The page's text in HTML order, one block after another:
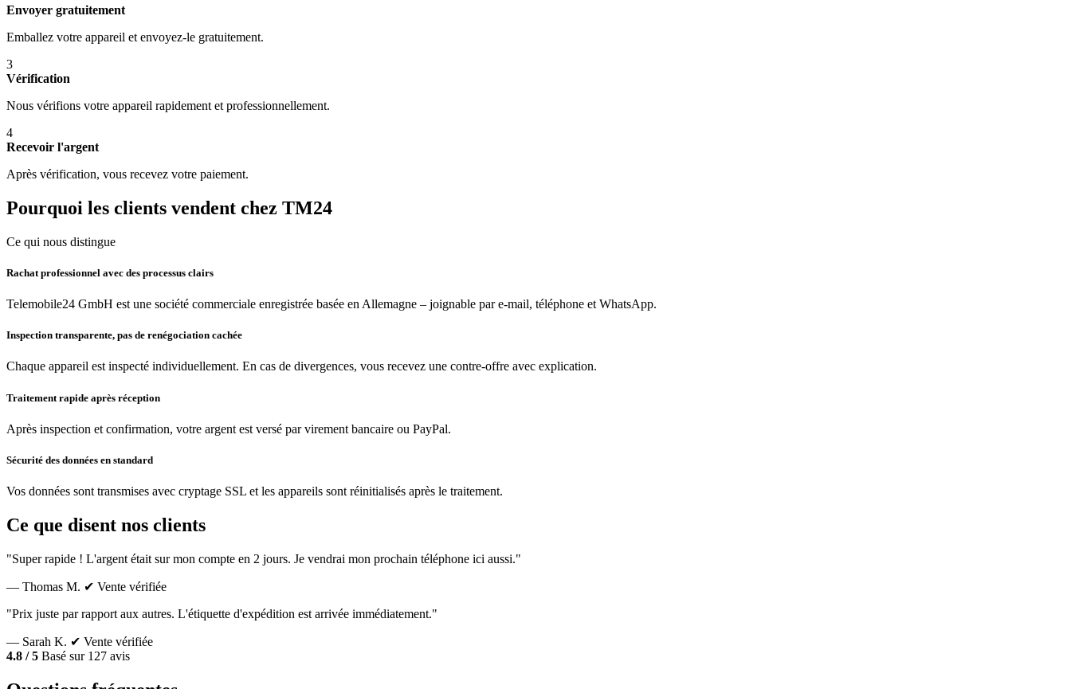
Envoyer gratuitement
Emballez votre appareil et envoyez-le gratuitement.
3
Vérification
Nous vérifions votre appareil rapidement et professionnellement.
4
Recevoir l'argent
Après vérification, vous recevez votre paiement.
Pourquoi les clients vendent chez TM24
Ce qui nous distingue
Rachat professionnel avec des processus clairs
Telemobile24 GmbH est une société commerciale enregistrée basée en Allemagne – joignable par e-mail, téléphone et WhatsApp.
Inspection transparente, pas de renégociation cachée
Chaque appareil est inspecté individuellement. En cas de divergences, vous recevez une contre-offre avec explication.
Traitement rapide après réception
Après inspection et confirmation, votre argent est versé par virement bancaire ou PayPal.
Sécurité des données en standard
Vos données sont transmises avec cryptage SSL et les appareils sont réinitialisés après le traitement.
Ce que disent nos clients
"Super rapide ! L'argent était sur mon compte en 2 jours. Je vendrai mon prochain téléphone ici aussi."
— Thomas M. ✔ Vente vérifiée
"Prix juste par rapport aux autres. L'étiquette d'expédition est arrivée immédiatement."
— Sarah K. ✔ Vente vérifiée
4.8 / 5 Basé sur 127 avis